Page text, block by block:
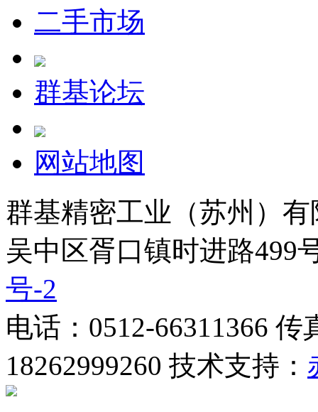
二手市场
群基论坛
网站地图
群基精密工业（苏州）
吴中区胥口镇时进路499
号-2
电话：0512-66311366
18262999260 技术支持：